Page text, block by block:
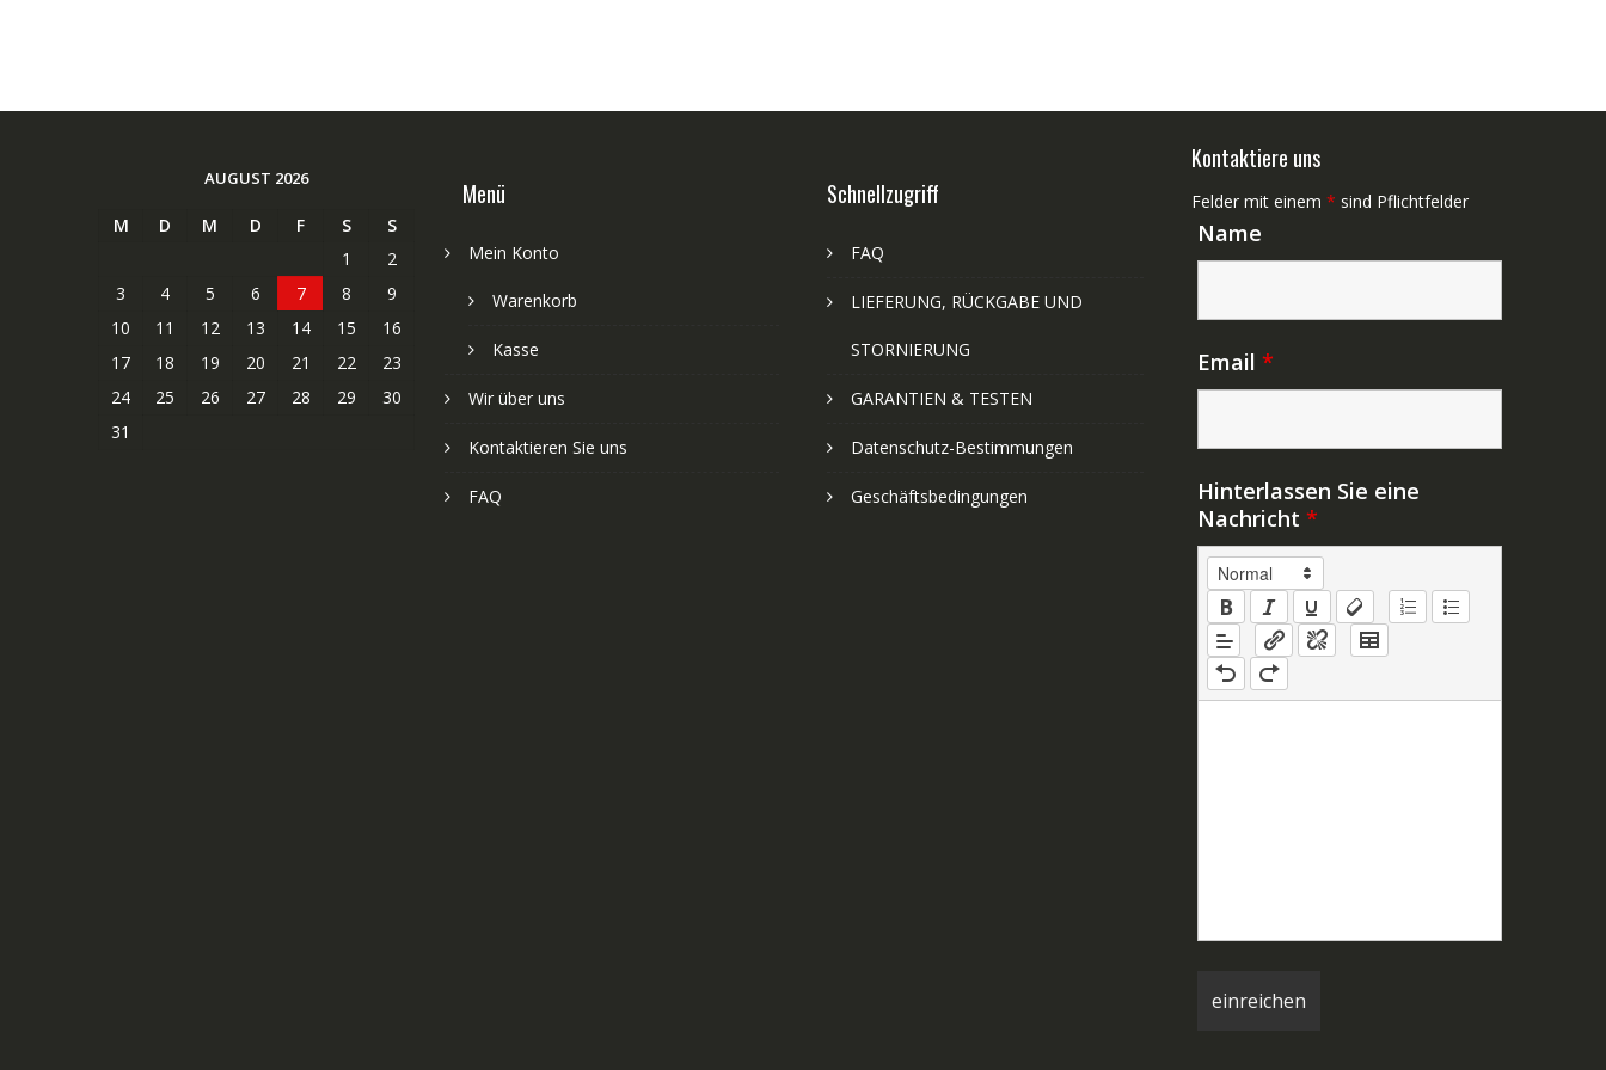
AUGUST 2026
M D M D F S
S
1
2
3
4 5 6 7 8
9
10
11 12 13 14 15
16
17
18 19 20 21 22
23
24
25 26 27 28 29
30
31
Menü
Mein Konto
Warenkorb
Kasse
Wir über uns
Kontaktieren Sie uns
FAQ
Schnellzugriff
FAQ
LIEFERUNG, RÜCKGABE UND
STORNIERUNG
GARANTIEN & TESTEN
Datenschutz-Bestimmungen
Geschäftsbedingungen
Kontaktiere uns
Felder mit einem * sind Pflichtfelder
Name
Email *
Hinterlassen Sie eine
Nachricht *